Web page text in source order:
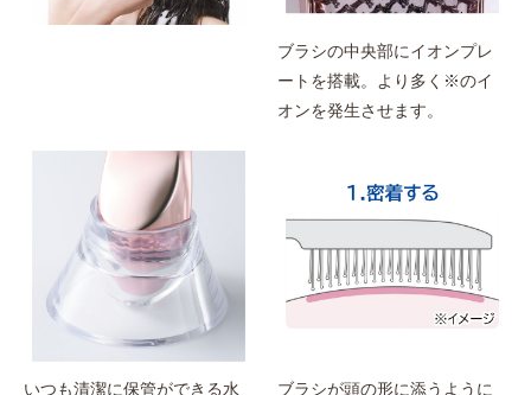
ブラシの中央部にイオンプレ
ートを搭載。より多く※のイ
オンを発生させます。
いつも清潔に保管ができる水
ブラシが頭の形に添うように